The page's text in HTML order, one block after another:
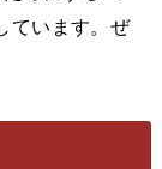
ています。ぜ